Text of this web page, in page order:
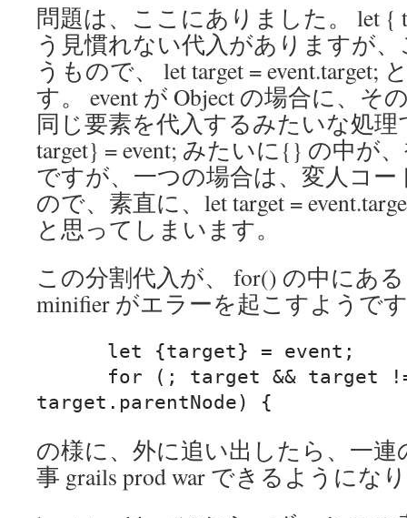
問題は、ここにありました。 let {
う見慣れない代入がありますが
うもので、 let target = event.target;
す。 event が Object の場合に、そ
同じ要素を代入するみたいな処
target} = event; みたいに{} の中が
ですが、一つの場合は、変人コ
ので、素直に、let target =
と思ってしまいます。
この分割代入が、 for() の中にあ
minifier がエラーを起こすようで
の様に、外に追い出したら、一
事 grails prod war できるようにな